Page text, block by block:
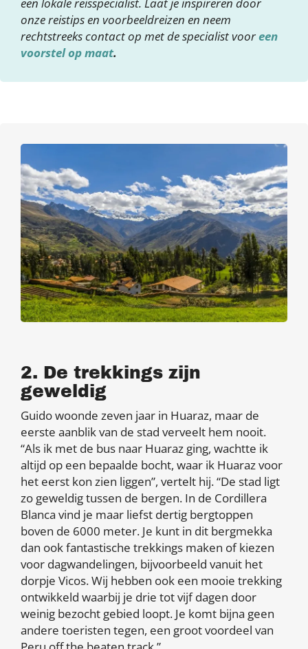
onze reistips en voorbeeldreizen en neem
rechtstreeks contact op met de specialist vooreen
voorstel op maat.
2. De trekkings zijn
geweldig
Guido woonde zeven jaar in Huaraz, maar de
eerste aanblik van de stad verveelt hem nooit.
“Als ik met de bus naar Huaraz ging, wachtte ik
altijd op een bepaalde bocht, waar ik Huaraz voor
het eerst kon zien liggen”, vertelt hij. “De stad ligt
zo geweldig tussen de bergen. In de Cordillera
Blanca vind je maar liefst dertig bergtoppen
boven de 6000 meter. Je kunt in dit bergmekka
dan ook fantastische trekkings maken of kiezen
voor dagwandelingen, bijvoorbeeld vanuit het
dorpje Vicos. Wij hebben ook een mooie trekking
ontwikkeld waarbij je drie tot vijf dagen door
weinig bezocht gebied loopt. Je komt bijna geen
andere toeristen tegen, een groot voordeel van